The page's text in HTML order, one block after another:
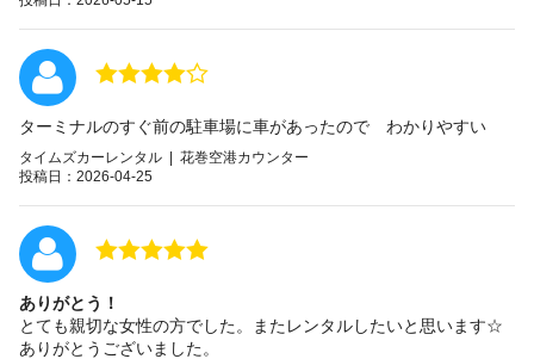
ターミナルのすぐ前の駐車場に車があったので わかりやすい
タイムズカーレンタル | 花巻空港カウンター
投稿日：2026-04-25
ありがとう！
とても親切な女性の方でした。またレンタルしたいと思います☆
ありがとうございました。